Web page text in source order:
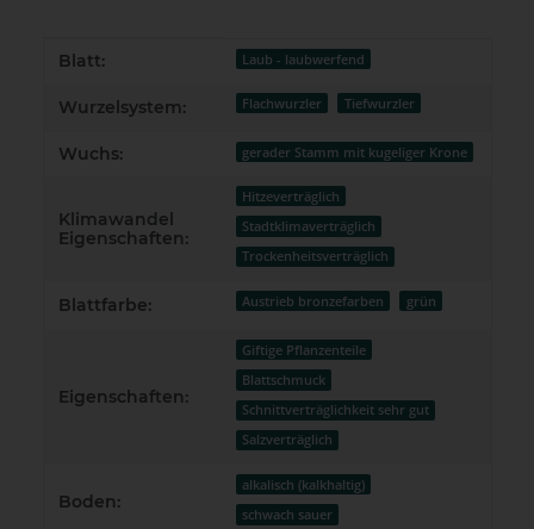
Produkteigenschaft
Wert
Blatt: Laub - laubwerfend
Wurzelsystem: Flachwurzler Tiefwurzler
Wuchs: gerader Stamm mit kugeliger Krone
Klimawandel
Eigenschaften:
Hitzeverträglich
Stadtklimaverträglich
Trockenheitsverträglich
Blattfarbe: Austrieb bronzefarben grün
Eigenschaften:
Giftige Pflanzenteile
Blattschmuck
Schnittverträglichkeit sehr gut
Salzverträglich
Boden:
alkalisch (kalkhaltig)
schwach sauer